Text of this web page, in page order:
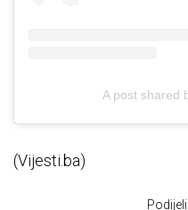
A post shared
(Vijesti.ba)